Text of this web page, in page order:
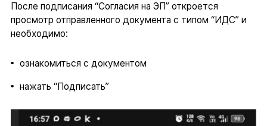
После подписания “Согласия на ЭП” откроется
просмотр отправленного документа с типом “ИДС” и
необходимо:
ознакомиться с документом
нажать “Подписать”